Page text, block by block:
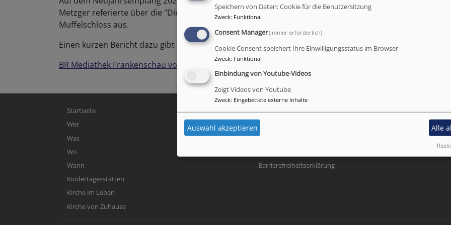
Metzger referierte über die "Die große Kanonen" von Albrecht Dürers, die nach neueren
Muffelschloss aus.
Einen kurzen Bericht dazu gibt es auch in der Frankenschau im BR:
BR Mediathek Frankenschau vom 14. Januar 2020
Hauptnavigation
Startseite
Wer
Was
Wo
Wann
Kindertagesstätten
Kirche im Leben
Kirche von Zuhause
Impressum
Cookie-Einstellungen
Barrierefreiheitserklärung
Speichern von Daten: Cookie für die Benutzersitzung
Zweck: Funktional
Consent Manager(immer erforderlich)
Cookie Consent speichert Ihre Einwilligungsstatus im Browser
Zweck: Funktional
Einbindung von Youtube-Videos
Zeigt Videos von Youtube
Zweck: Eingebettete externe Inhalte
Auswahl akzeptieren Alle